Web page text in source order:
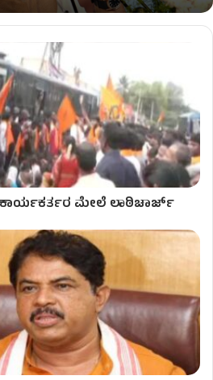
ಕಾರ್ಯಕರ್ತರ ಮೇಲೆ ಲಾಠಿಚಾರ್ಜ್